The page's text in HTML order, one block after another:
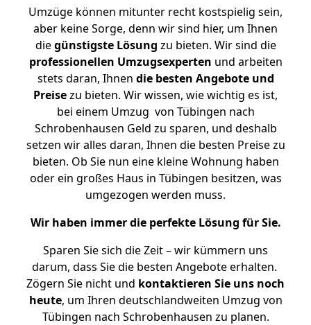
Umzüge können mitunter recht kostspielig sein,
aber keine Sorge, denn wir sind hier, um Ihnen
diegünstigste Lösung zu bieten. Wir sind die
professionellen Umzugsexperten und arbeiten
stets daran, Ihnen die besten Angebote und
Preisezu bieten. Wir wissen, wie wichtig es ist,
bei einem Umzug von Tübingen nach
Schrobenhausen Geld zu sparen, und deshalb
setzen wir alles daran, Ihnen die besten Preise zu
bieten. Ob Sie nun eine kleine Wohnung haben
oder ein großes Haus in Tübingen besitzen, was
umgezogen werden muss.
Wir haben immer die perfekte Lösung für Sie.
Sparen Sie sich die Zeit – wir kümmern uns
darum, dass Sie die besten Angebote erhalten.
Zögern Sie nicht und kontaktieren Sie uns noch
heute, um Ihren deutschlandweiten Umzug von
Tübingen nach Schrobenhausen zu planen.